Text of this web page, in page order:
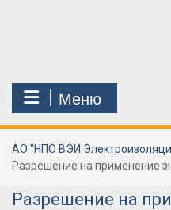
Меню
АО "НПО ВЭИ
Разрешение на применение
Разрешение на